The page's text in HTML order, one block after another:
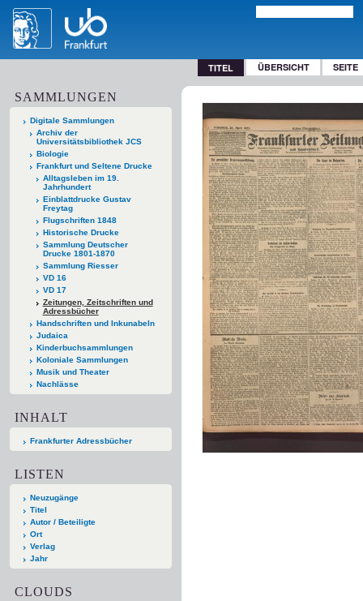
TITEL ÜBERSICHT SEITE
SAMMLUNGEN
Digitale Sammlungen
Archiv der
Universitätsbibliothek JCS
Biologie
Frankfurt und Seltene Drucke
Alltagsleben im 19.
Jahrhundert
Einblattdrucke Gustav
Freytag
Flugschriften 1848
Historische Drucke
Sammlung Deutscher
Drucke 1801-1870
Sammlung Riesser
VD 16
VD 17
Zeitungen, Zeitschriften und
Adressbücher
Handschriften und Inkunabeln
Judaica
Kinderbuchsammlungen
Koloniale Sammlungen
Musik und Theater
Nachlässe
INHALT
Frankfurter Adressbücher
LISTEN
Neuzugänge
Titel
Autor / Beteiligte
Ort
Verlag
Jahr
CLOUDS